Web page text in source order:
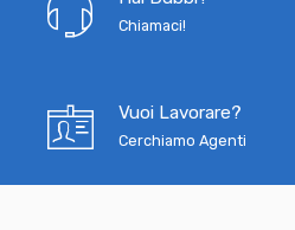
Chiamaci!
Vuoi Lavorare?
Cerchiamo Agenti